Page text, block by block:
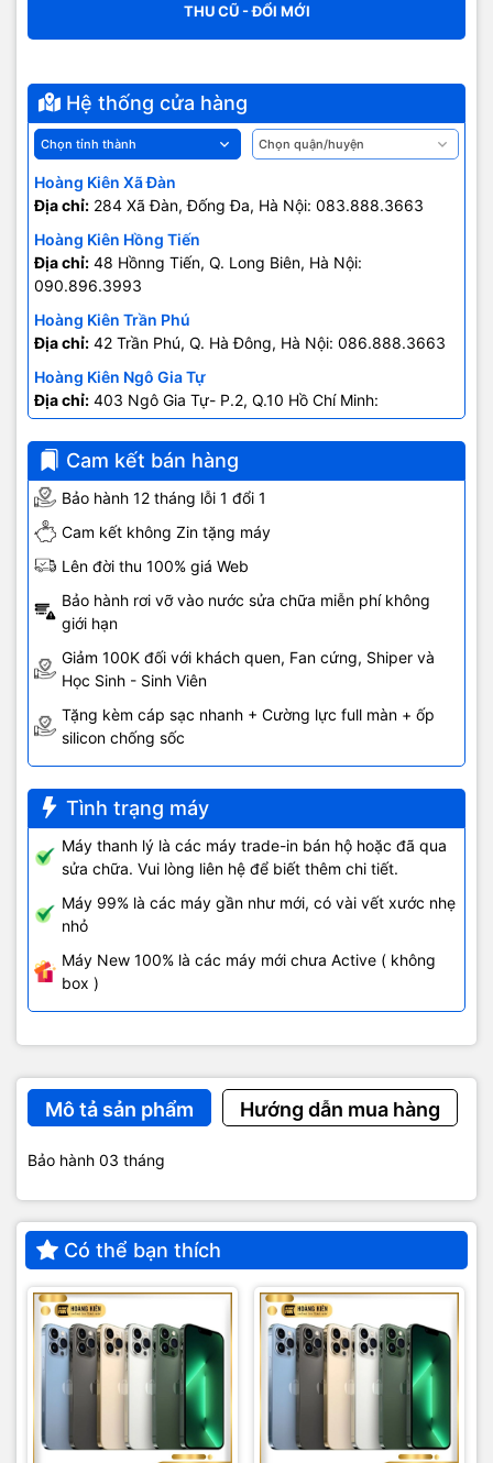
THU CŨ - ĐỔI MỚI
Hệ thống cửa hàng
Hoàng Kiên Xã Đàn
Địa chỉ: 284 Xã Đàn, Đống Đa, Hà Nội: 083.888.3663
Hoàng Kiên Hồng Tiến
Địa chỉ: 48 Hồnng Tiến, Q. Long Biên, Hà Nội:
090.896.3993
Hoàng Kiên Trần Phú
Địa chỉ: 42 Trần Phú, Q. Hà Đông, Hà Nội: 086.888.3663
Hoàng Kiên Ngô Gia Tự
Địa chỉ: 403 Ngô Gia Tự- P.2, Q.10 Hồ Chí Minh:
0707.678.707
Cam kết bán hàng
Bảo hành 12 tháng lỗi 1 đổi 1
Cam kết không Zin tặng máy
Lên đời thu 100% giá Web
Bảo hành rơi vỡ vào nước sửa chữa miễn phí không
giới hạn
Giảm 100K đối với khách quen, Fan cứng, Shiper và
Học Sinh - Sinh Viên
Tặng kèm cáp sạc nhanh + Cường lực full màn + ốp
silicon chống sốc
Tình trạng máy
Máy thanh lý là các máy trade-in bán hộ hoặc đã qua
sửa chữa. Vui lòng liên hệ để biết thêm chi tiết.
Máy 99% là các máy gần như mới, có vài vết xước nhẹ
nhỏ
Máy New 100% là các máy mới chưa Active ( không
box )
Mô tả sản phẩm Hướng dẫn mua hàng
Bảo hành 03 tháng
Có thể bạn thích